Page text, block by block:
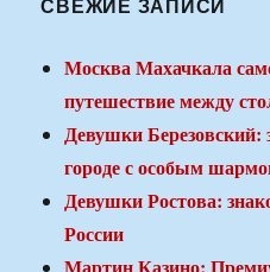
Москва Махачкала
путешествие между
Девушки Березовский:
городе с особым
Девушки Ростова:
России
Мартин Казино: